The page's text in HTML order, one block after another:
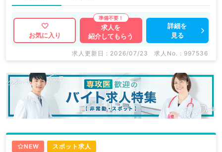
お気に入り
求人を
紹介してもらう
詳細を
見る
求人更新日 : 2026/07/23 求人No. : 997536
NEW スポット求人